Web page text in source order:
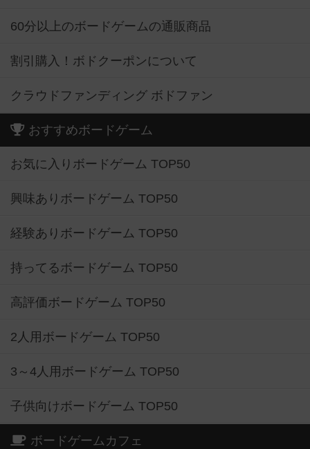
60分以上のボードゲームの通販商品
割引購入！ボドクーポンについて
クラウドファンディング ボドファン
おすすめボードゲーム
お気に入りボードゲーム TOP50
興味ありボードゲーム TOP50
経験ありボードゲーム TOP50
持ってるボードゲーム TOP50
高評価ボードゲーム TOP50
2人用ボードゲーム TOP50
3～4人用ボードゲーム TOP50
子供向けボードゲーム TOP50
ボードゲームカフェ